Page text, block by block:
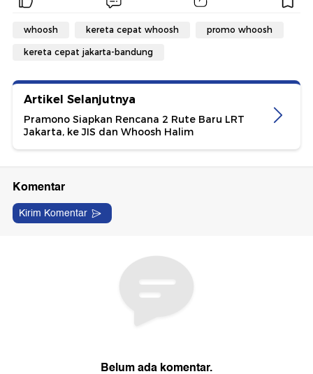
whoosh kereta cepat whoosh promo whoosh
kereta cepat jakarta-bandung
Artikel Selanjutnya
Pramono Siapkan Rencana 2 Rute Baru LRT
Jakarta, ke JIS dan Whoosh Halim